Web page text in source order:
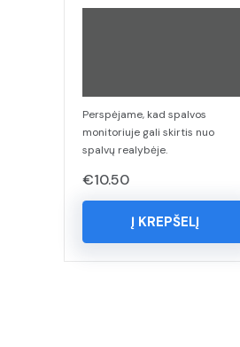
Perspėjame, kad spalvos
monitoriuje gali skirtis nuo
spalvų realybėje.
€10.50
Į KREPŠELĮ